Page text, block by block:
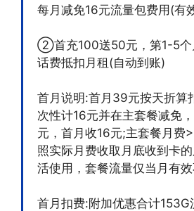
每月减免16元流量包费用(有
②首充100送50元，第1-5个
话费抵扣月租(自动到账)
首月说明:首月39元按天折算
次性计16元并在主套餐减免
元，首月收16元;主套餐月费
照实际月费收取月底收到卡
活使用，套餐流量仅当月有
首月扣费:附加优惠合计153G